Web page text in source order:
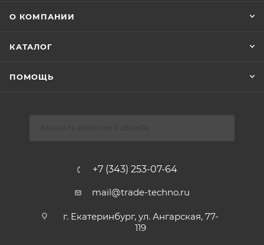
О КОМПАНИИ
КАТАЛОГ
ПОМОЩЬ
+7 (343) 253-07-64
mail@trade-techno.ru
г. Екатеринбург, ул. Ангарская, 77-
119